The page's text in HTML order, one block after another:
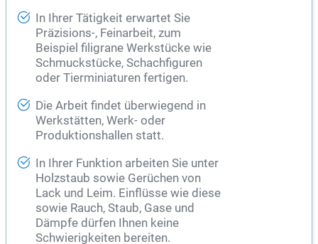
In Ihrer Tätigkeit erwartet Sie
Präzisions-, Feinarbeit, zum
Beispiel filigrane Werkstücke wie
Schmuckstücke, Schachfiguren
oder Tierminiaturen fertigen.
Die Arbeit findet überwiegend in
Werkstätten, Werk- oder
Produktionshallen statt.
In Ihrer Funktion arbeiten Sie unter
Holzstaub sowie Gerüchen von
Lack und Leim. Einflüsse wie diese
sowie Rauch, Staub, Gase und
Dämpfe dürfen Ihnen keine
Schwierigkeiten bereiten.